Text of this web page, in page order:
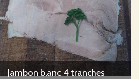
Jambon blanc 4 tranches